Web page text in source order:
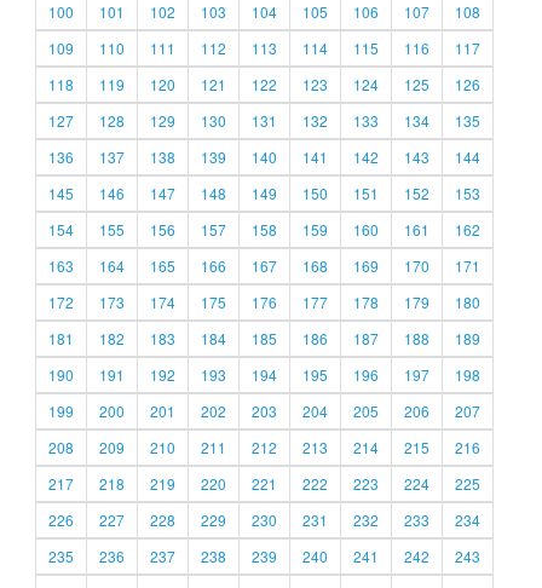
100
101 102 103 104 105 106 107
108
109
110 111 112 113 114 115 116
117
118
119 120 121 122 123 124 125
126
127
128 129 130 131 132 133 134
135
136
137 138 139 140 141 142 143
144
145
146 147 148 149 150 151 152
153
154
155 156 157 158 159 160 161
162
163
164 165 166 167 168 169 170
171
172
173 174 175 176 177 178 179
180
181
182 183 184 185 186 187 188
189
190
191 192 193 194 195 196 197
198
199
200 201 202 203 204 205 206
207
208
209 210 211 212 213 214 215
216
217
218 219 220 221 222 223 224
225
226
227 228 229 230 231 232 233
234
235
236 237 238 239 240 241 242
243